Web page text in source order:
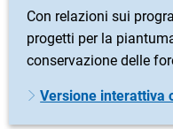
Con relazioni sui
progetti per la
conservazione delle
Versione interattiva